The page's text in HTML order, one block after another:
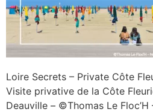
Loire Secrets – Private Côte
Visite privative de la Côte
Deauville – ©Thomas Le